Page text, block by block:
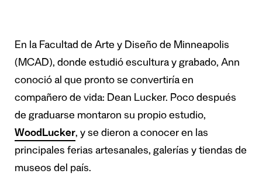
En la Facultad de Arte y Diseño de Minneapolis
(MCAD), donde estudió escultura y grabado, Ann
conoció al que pronto se convertiría en
compañero de vida: Dean Lucker. Poco después
de graduarse montaron su propio estudio,
WoodLucker, y se dieron a conocer en las
principales ferias artesanales, galerías y tiendas de
museos del país.